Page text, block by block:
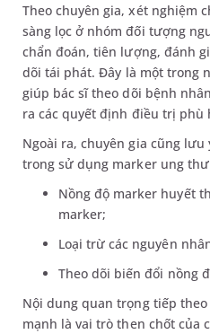
Theo chuyên gia, xét nghiệm
sàng lọc ở nhóm đối tượng
chẩn đoán, tiên lượng, đánh
dõi tái phát. Đây là một trong
giúp bác sĩ theo dõi bệnh
ra các quyết định điều trị phù
Ngoài ra, chuyên gia cũng
trong sử dụng marker ung
Nồng độ marker huyết
marker;
Loại trừ các nguyên
Theo dõi biến đổi nồng
Nội dung quan trọng tiếp
mạnh là vai trò then chốt của